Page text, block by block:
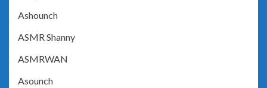
Ashounch
ASMR Shanny
ASMRWAN
Asounch